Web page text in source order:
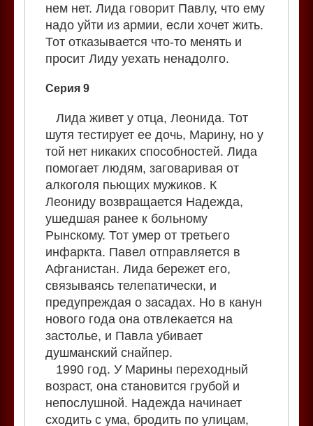
нем нет. Лида говорит Павлу, что ему
надо уйти из армии, если хочет жить.
Тот отказывается что-то менять и
просит Лиду уехать ненадолго.
Серия 9
Лида живет у отца, Леонида. Тот
шутя тестирует ее дочь, Марину, но у
той нет никаких способностей. Лида
помогает людям, заговаривая от
алкоголя пьющих мужиков. К
Леониду возвращается Надежда,
ушедшая ранее к больному
Рынскому. Тот умер от третьего
инфаркта. Павел отправляется в
Афганистан. Лида бережет его,
связываясь телепатически, и
предупреждая о засадах. Но в канун
нового года она отвлекается на
застолье, и Павла убивает
душманский снайпер.
1990 год. У Марины переходный
возраст, она становится грубой и
непослушной. Надежда начинает
сходить с ума, бродить по улицам,